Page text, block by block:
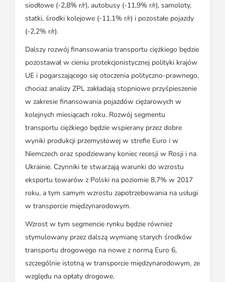
siodłowe (-2,8% r/r), autobusy (-11,9% r/r), samoloty,
statki, środki kolejowe (-11,1% r/r) i pozostałe pojazdy
(-2,2% r/r).
Dalszy rozwój finansowania transportu ciężkiego będzie
pozostawał w cieniu protekcjonistycznej polityki krajów
UE i pogarszającego się otoczenia polityczno-prawnego,
chociaż analizy ZPL zakładają stopniowe przyśpieszenie
w zakresie finansowania pojazdów ciężarowych w
kolejnych miesiącach roku. Rozwój segmentu
transportu ciężkiego będzie wspierany przez dobre
wyniki produkcji przemysłowej w strefie Euro i w
Niemczech oraz spodziewany koniec recesji w Rosji i na
Ukrainie. Czynniki te stwarzają warunki do wzrostu
eksportu towarów z Polski na poziomie 8,7% w 2017
roku, a tym samym wzrostu zapotrzebowania na usługi
w transporcie międzynarodowym.
Wzrost w tym segmencie rynku będzie również
stymulowany przez dalszą wymianę starych środków
transportu drogowego na nowe z normą Euro 6,
szczególnie istotną w transporcie międzynarodowym, ze
względu na opłaty drogowe.